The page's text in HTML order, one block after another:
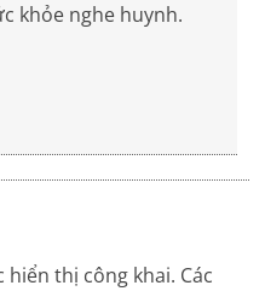
khỏe nghe huynh.
hiển thị công khai. Các